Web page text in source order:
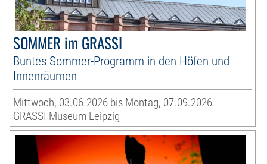
SOMMER im GRASSI
Buntes Sommer-Programm in den Höfen und
Innenräumen
Mittwoch, 03.06.2026 bis Montag, 07.09.2026
GRASSI Museum Leipzig